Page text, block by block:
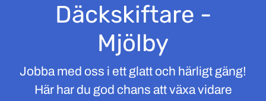
Däckskiftare -
Mjölby
Jobba med oss i ett glatt och härligt gäng!
Här har du god chans att växa vidare